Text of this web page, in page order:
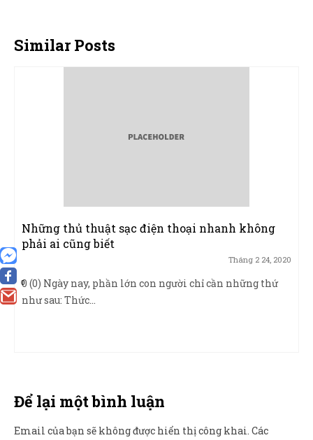
0
Similar Posts
Những thủ thuật sạc điện thoại nhanh không
phải ai cũng biết
Tháng 2 24, 2020
0 (0) Ngày nay, phần lớn con người chỉ cần những thứ
như sau: Thức...
Để lại một bình luận
Email của bạn sẽ không được hiển thị công khai. Các